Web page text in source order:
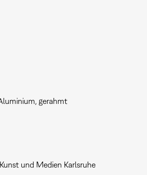
gerahmt
und Medien Karlsruhe